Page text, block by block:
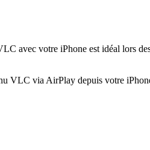
avec votre iPhone est idéal lors
VLC via AirPlay depuis votre